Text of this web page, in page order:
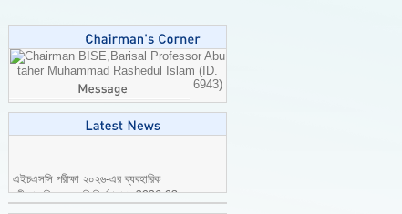
Professor Abu
taher Muhammad Rashedul Islam (ID.
6943)
পরীক্ষার বিষয়ে জরুরি নির্দেশনা।2026-08-
04